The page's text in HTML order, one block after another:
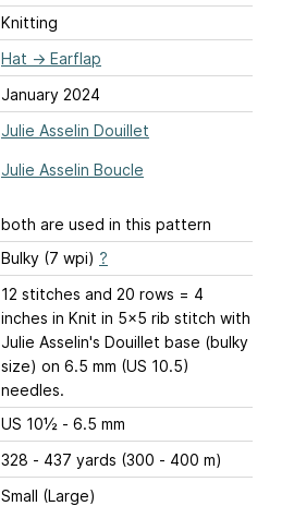
Knitting
Hat → Earflap
January 2024
Julie Asselin Douillet
Julie Asselin Boucle
both are used in this pattern
Bulky (7 wpi) ?
12 stitches and 20 rows = 4
inches in Knit in 5x5 rib stitch with
Julie Asselin's Douillet base (bulky
size) on 6.5 mm (US 10.5)
needles.
US 10½ - 6.5 mm
328 - 437 yards (300 - 400 m)
Small (Large)